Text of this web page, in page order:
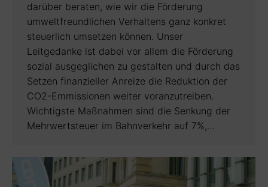
darüber beraten, wie wir die Förderung
umweltfreundlichen Verhaltens ganz konkret
steuerlich umsetzen können. Unser
Leitgedanke ist dabei vor allem die Förderung
sozial ausgeglichen zu gestalten und durch das
Setzen finanzieller Anreize die Reduktion der
CO2-Emmissionen weiter voranzutreiben.
Wichtigste Maßnahmen sind die Senkung der
Mehrwertsteuer im Bahnverkehr auf 7%,…